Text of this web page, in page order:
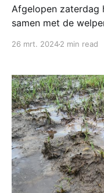
Afgelopen zaterdag
samen met de
vlechtwerk als
van de Leij naar het
26 mrt. 20242 min read